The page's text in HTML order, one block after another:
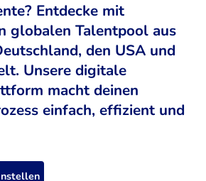
Entdecke mit
globalen Talentpool aus
den USA und
Unsere digitale
macht deinen
einfach, effizient und